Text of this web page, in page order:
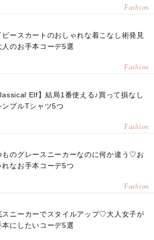
Fashion
ビースカートのおしゃれな着こなし術発見
のお手本コーデ5選
Fashion
Elf】結局1番使える♪買って損なし
ンプルTシャツ5つ
Fashion
ものグレースニーカーなのに何か違う♡お
れなお手本コーデ5つ
Fashion
スニーカーでスタイルアップ♡大人女子が
本にしたいコーデ5選